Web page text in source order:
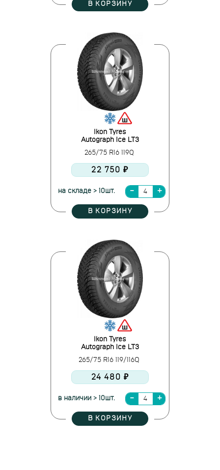
В КОРЗИНУ
Ikon Tyres
Autograph Ice LT3
265/75 R16 119Q
22 750 ₽
на складе > 10шт.
В КОРЗИНУ
Ikon Tyres
Autograph Ice LT3
265/75 R16 119/116Q
24 480 ₽
в наличии > 10шт.
В КОРЗИНУ